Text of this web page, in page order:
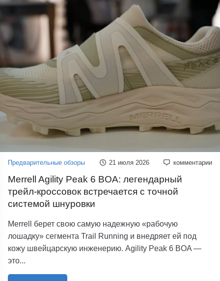
Предварительные обзоры 21 июля 2026 комментарии
Merrell Agility Peak 6 BOA: легендарный
трейл-кроссовок встречается с точной
системой шнуровки
Merrell берет свою самую надежную «рабочую
лошадку» сегмента Trail Running и внедряет ей под
кожу швейцарскую инженерию. Agility Peak 6 BOA —
это...